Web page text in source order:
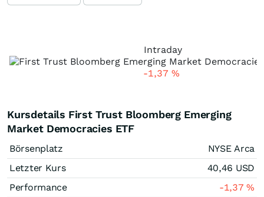
Intraday
-1,37 %
Kursdetails First Trust Bloomberg Emerging
Market Democracies ETF
Börsenplatz
NYSE Arca
Letzter Kurs
40,46 USD
Performance
-1,37%